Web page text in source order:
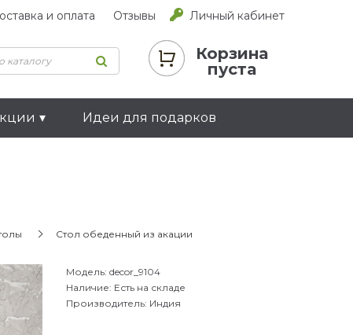
и оплата Отзывы Личный кабинет
Корзина
пуста
Идеи для подарков
Стол обеденный из акации
Модель:decor_9104
Наличие: Есть на складе
Производитель: Индия